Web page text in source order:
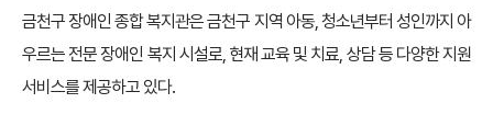
금천구 장애인 종합 복지관은 금천구 지역 아동, 청소년부터 성인까지 아
우르는 전문 장애인 복지 시설로, 현재 교육 및 치료, 상담 등 다양한 지원
서비스를 제공하고 있다.